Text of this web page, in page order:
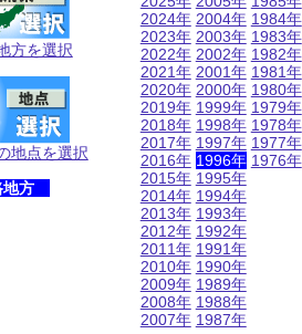
方を選択
地点を選択
方
2024年
2023年
2022年
2021年
2020年
2019年
2018年
2017年
2016年
2015年
2014年
2013年
2012年
2011年
2010年
2009年
2008年
2007年
2004年
2003年
2002年
2001年
2000年
1999年
1998年
1997年
1996年
1995年
1994年
1993年
1992年
1991年
1990年
1989年
1988年
1987年
1984年
1983年
1982年
1981年
1980年
1979年
1978年
1977年
1976年